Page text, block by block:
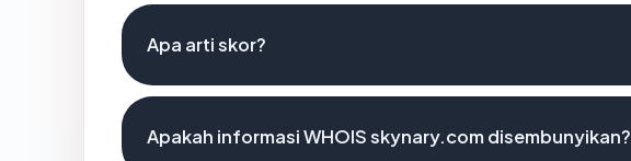
Apa arti skor?
Apakah informasi WHOIS skynary.com disembunyikan?